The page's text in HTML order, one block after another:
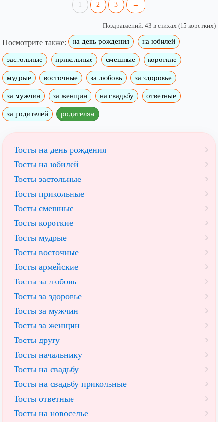
1 2 3 →
Поздравлений: 43 в стихах (15 коротких)
Посмотрите также: на день рождения на юбилей
застольные прикольные смешные короткие
мудрые восточные за любовь за здоровье
за мужчин за женщин на свадьбу ответные
за родителей родителям
Тосты на день рождения
Тосты на юбилей
Тосты застольные
Тосты прикольные
Тосты смешные
Тосты короткие
Тосты мудрые
Тосты восточные
Тосты армейские
Тосты за любовь
Тосты за здоровье
Тосты за мужчин
Тосты за женщин
Тосты другу
Тосты начальнику
Тосты на свадьбу
Тосты на свадьбу прикольные
Тосты ответные
Тосты на новоселье